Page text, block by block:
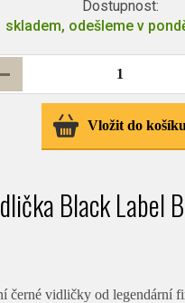
Dostupnost:
skladem, odešleme v
Vložit do košíku
Black Label
černé vidličky od legendární